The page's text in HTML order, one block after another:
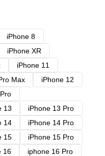
iPhone 8
iPhone XR
iPhone 11
Max
iPhone 12
13
iPhone 13 Pro
14
iPhone 14 Pro
15
iPhone 15 Pro
16
iphone 16 Pro